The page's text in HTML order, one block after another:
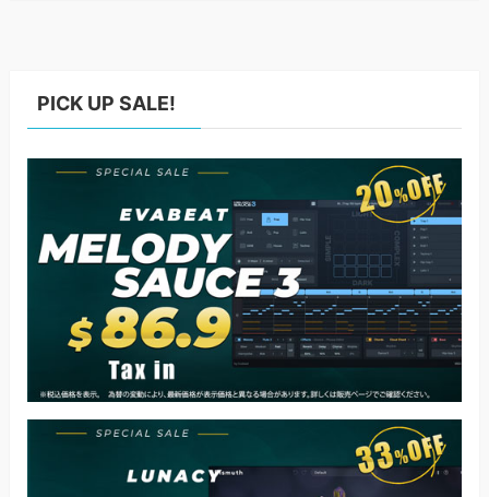
PICK UP SALE!